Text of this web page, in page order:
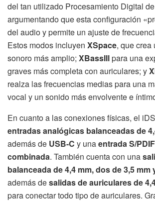
del tan utilizado Procesamiento Digital
argumentando que esta configuración
del audio y permite un ajuste de
Estos modos incluyen XSpace, que crea
sonoro más amplio; XBassIIlpara una
graves más completa con auriculares; y
realza las frecuencias medias para una
vocal y un sonido más envolvente e
En cuanto a las conexiones físicas, el
entradas analógicas balanceadas de
además de USB-C y unaentrada S/
combinada. También cuenta con una
balanceada de 4,4 mm, dos de 3,5 mm
además desalidas de auriculares de
para conectar todo tipo de auriculares.